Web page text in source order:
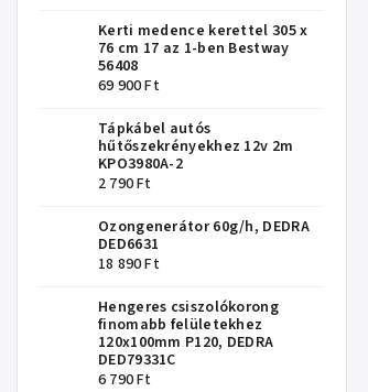
Kerti medence kerettel 305 x
76 cm 17 az 1-ben Bestway
56408
69 900 Ft
Tápkábel autós
hűtőszekrényekhez 12v 2m
KPO3980A-2
2 790 Ft
Ozongenerátor 60g/h, DEDRA
DED6631
18 890 Ft
Hengeres csiszolókorong
finomabb felületekhez
120x100mm P120, DEDRA
DED79331C
6 790 Ft